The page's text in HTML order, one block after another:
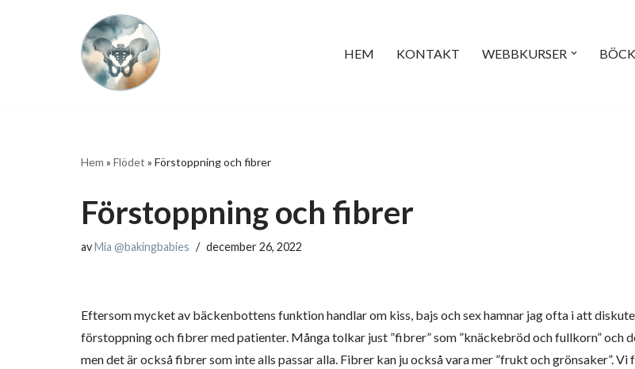
HEM KONTAKT WEBBKURSER
Hem » Flödet » Förstoppning och fibrer
Förstoppning och fibrer
avMia @bakingbabies december 26, 2022
Eftersom mycket av bäckenbottens funktion handlar om kiss, bajs och sex hamnar jag ofta i att
förstoppning och fibrer med patienter. Många tolkar just ”fibrer” som ”knäckebröd och fullkorn” och
men det är också fibrer som inte alls passar alla. Fibrer kan ju också vara mer ”frukt och grönsaker”. Vi